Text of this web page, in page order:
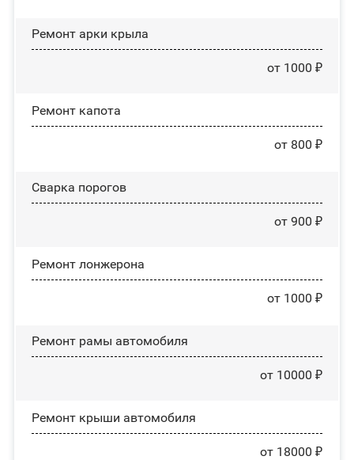
Ремонт арки крыла
от 1000 ₽
Ремонт капота
от 800 ₽
Сварка порогов
от 900 ₽
Ремонт лонжерона
от 1000 ₽
Ремонт рамы автомобиля
от 10000 ₽
Ремонт крыши автомобиля
от 18000 ₽